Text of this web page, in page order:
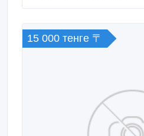
15 000 тенге 〒